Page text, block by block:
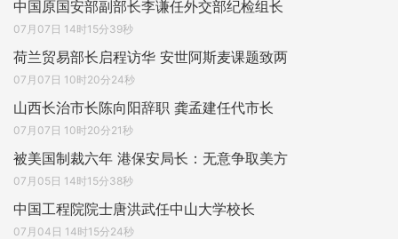
中国原国安部副部长李谦任外交部纪检组长
07月07日 14时15分39秒
荷兰贸易部长启程访华 安世阿斯麦课题致两
07月07日 10时20分24秒
山西长治市长陈向阳辞职 龚孟建任代市长
07月07日 10时20分21秒
被美国制裁六年 港保安局长：无意争取美方
07月05日 14时15分38秒
中国工程院院士唐洪武任中山大学校长
07月04日 14时15分24秒